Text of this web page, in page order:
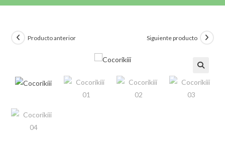
Producto anterior Siguiente producto
🔍